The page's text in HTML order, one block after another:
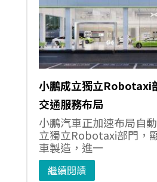
小鵬成立獨立Robotaxi
交通服務布局
小鵬汽車正加速布局自
立獨立Robotaxi部門，
車製造，進一
繼續閱讀